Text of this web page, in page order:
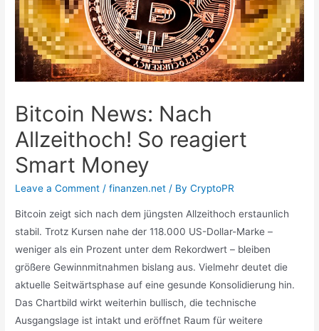
Bitcoin News: Nach
Allzeithoch! So reagiert
Smart Money
Leave a Comment /finanzen.net / ByCryptoPR
Bitcoin zeigt sich nach dem jüngsten Allzeithoch erstaunlich
stabil. Trotz Kursen nahe der 118.000 US-Dollar-Marke –
weniger als ein Prozent unter dem Rekordwert – bleiben
größere Gewinnmitnahmen bislang aus. Vielmehr deutet die
aktuelle Seitwärtsphase auf eine gesunde Konsolidierung hin.
Das Chartbild wirkt weiterhin bullisch, die technische
Ausgangslage ist intakt und eröffnet Raum für weitere